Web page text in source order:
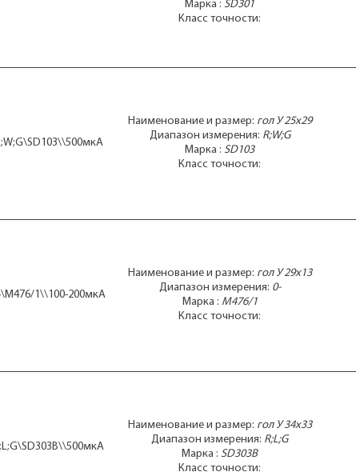
Марка : SD301
Класс точности:
Наименование и размер: гол У 25x29
Диапазон измерения: R;W;G
Марка : SD103
Класс точности:
\М476/1\\100-200мкА
Наименование и размер: гол У 29x13
Диапазон измерения: 0-
Марка : М476/1
Класс точности:
Наименование и размер: гол У 34x33
Диапазон измерения: R;L;G
Марка : SD303B
Класс точности: